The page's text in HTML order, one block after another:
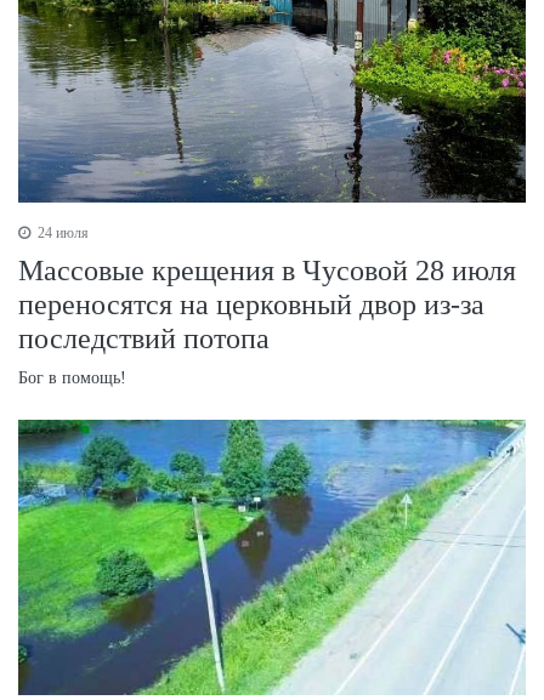
24 июля
Массовые крещения в Чусовой 28 июля
переносятся на церковный двор из-за
последствий потопа
Бог в помощь!